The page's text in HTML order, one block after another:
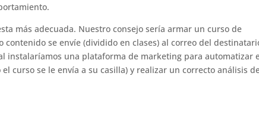
más adecuada. Nuestro consejo sería armar un curso de
contenido se envíe (dividido en clases) al correo del
instalaríamos una plataforma de marketing para automatizar
curso se le envía a su casilla) y realizar un correcto análisis